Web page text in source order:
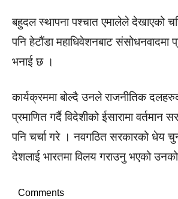
बहुदल स्थापना पश्चात एमालेले देखाएको
पनि हेटौंडा महाधिवेशनबाट
भनाई छ ।
कार्यक्रममा बोल्दै उनले राजनीतिक
प्रमाणित गर्दै विदेशीको ईसारामा वर्तमान
पनि चर्चा गरे । नवगठित सरकारको धेय
देशलाई भारतमा विलय गराउनु भएको
Comments